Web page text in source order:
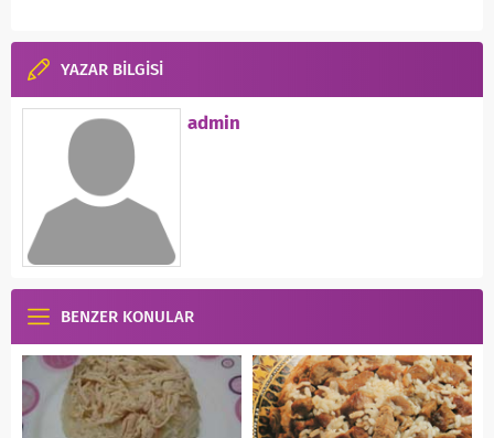
YAZAR BİLGİSİ
admin
BENZER KONULAR